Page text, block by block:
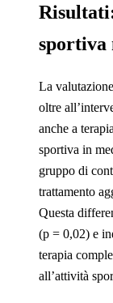
sportiva
La
oltre
anche a
sportiva in
gruppo di
trattamento
Questa
(p = 0,02) e
terapia
all’attività